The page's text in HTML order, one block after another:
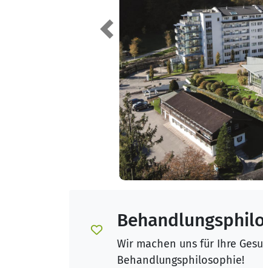
Previous
Wir machen uns für Ihre
Behandlungsphilosophie!